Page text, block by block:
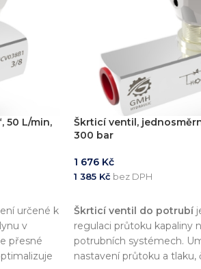
50 L/min,
určené k
v
přesné
Škrticí ventil,
300 bar
1 676 Kč
1 385 Kč bez DPH
Škrticí ventil do potrubí
regulaci průtoku kapaliny
potrubních systémech.
nastavení průtoku a tlaku,